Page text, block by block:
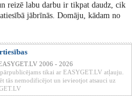
reizē labu darbu ir tikpat daudz, cik
jābrīnās. Domāju, kādam no
2006 - 2026
tikai ar EASYGET.LV atļauju.
tās nemodificējot un ievieotjot atsauci uz